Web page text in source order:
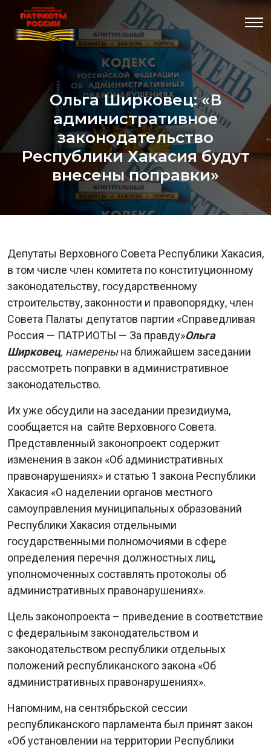
Ольга Ширковец: «В
административное
законодательство
Республики Хакасия будут
внесены поправки»
Депутаты Верховного Совета Республики Хакасия,
в том числе член комитета по конституционному
законодательству, государственному
строительству, законности и правопорядку, член
Совета Палаты депутатов партии «Справедливая
Россия — ПАТРИОТЫ — За правду»Ольга
Ширковец, намеренына ближайшем заседании
рассмотреть поправки в административное
законодательство.
Их уже обсудили на заседании президиума,
сообщается на сайте Верховного Совета.
Представленный законопроект содержит
изменения в закон «Об административных
правонарушениях» и статью 1 закона Республики
Хакасия «О наделении органов местного
самоуправления муниципальных образований
Республики Хакасия отдельными
государственными полномочиями в сфере
определения перечня должностных лиц,
уполномоченных составлять протоколы об
административных правонарушениях».
Цель законопроекта – приведение в соответствие
с федеральным законодательством и
законодательством республики отдельных
положений республиканского закона «Об
административных правонарушениях».
Напомним, на сентябрьской сессии
республиканского парламента был принят закон
«Об установлении на территории Республики